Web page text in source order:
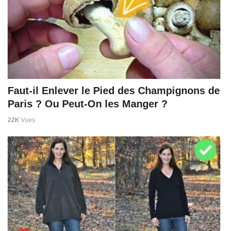
Faut-il Enlever le Pied des Champignons de
Paris ? Ou Peut-On les Manger ?
22K Vues